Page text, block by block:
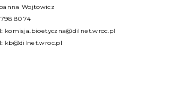
Wojtowicz
798 80 74
komisja.bioetyczna@dilnet.wroc.pl
kb@dilnet.wroc.pl